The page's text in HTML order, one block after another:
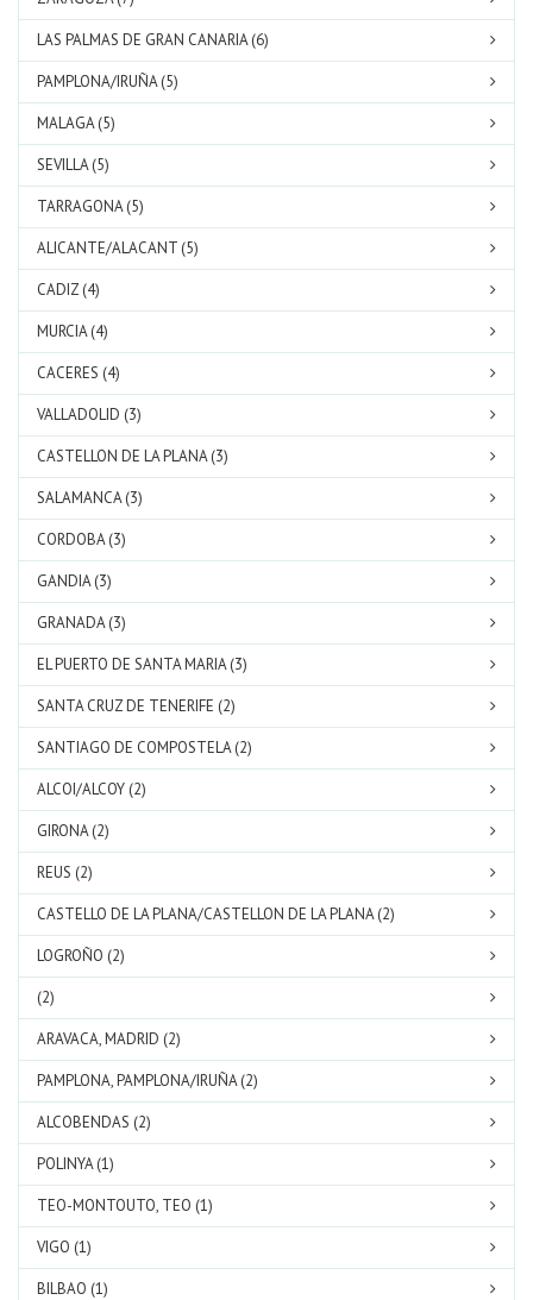
LAS PALMAS DE GRAN CANARIA (6)
PAMPLONA/IRUÑA (5)
MALAGA (5)
SEVILLA (5)
TARRAGONA (5)
ALICANTE/ALACANT (5)
CADIZ (4)
MURCIA (4)
CACERES (4)
VALLADOLID (3)
CASTELLON DE LA PLANA (3)
SALAMANCA (3)
CORDOBA (3)
GANDIA (3)
GRANADA (3)
EL PUERTO DE SANTA MARIA (3)
SANTA CRUZ DE TENERIFE (2)
SANTIAGO DE COMPOSTELA (2)
ALCOI/ALCOY (2)
GIRONA (2)
REUS (2)
CASTELLO DE LA PLANA/CASTELLON DE LA PLANA (2)
LOGROÑO (2)
(2)
ARAVACA, MADRID (2)
PAMPLONA, PAMPLONA/IRUÑA (2)
ALCOBENDAS (2)
POLINYA (1)
TEO-MONTOUTO, TEO (1)
VIGO (1)
BILBAO (1)